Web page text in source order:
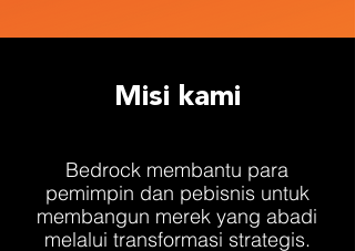
Misi kami
Bedrock membantu para
pemimpin dan pebisnis untuk
membangun merek yang abadi
melalui transformasi strategis.